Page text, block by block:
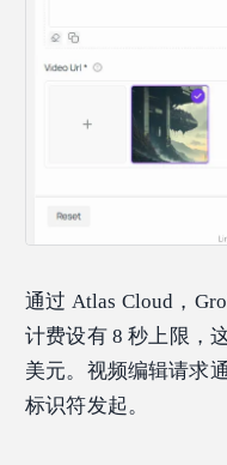
通过 Atlas Cloud，
计费设有 8 秒上限，
美元。视频编辑请求
标识符发起。